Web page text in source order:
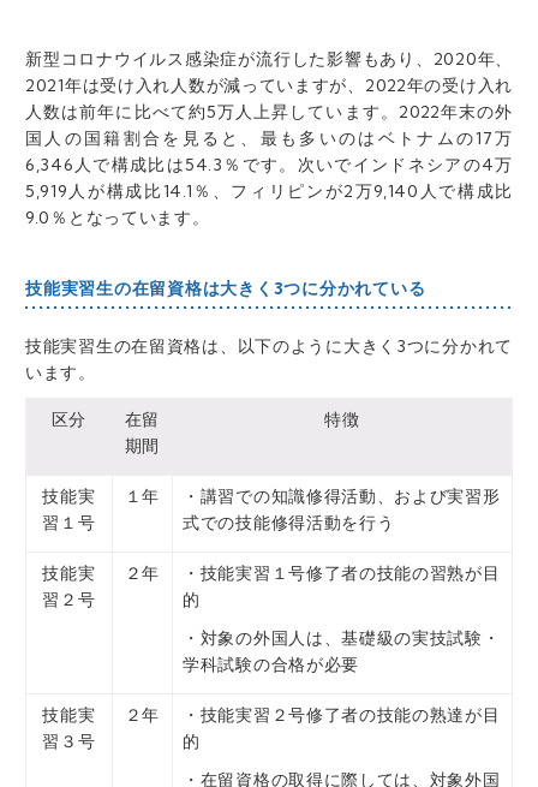
新型コロナウイルス感染症が流行した影響もあり、2020年、
2021年は受け入れ人数が減っていますが、2022年の受け入れ
人数は前年に比べて約5万人上昇しています。2022年末の外
国人の国籍割合を見ると、最も多いのはベトナムの17万
6,346人で構成比は54.3％です。次いでインドネシアの4万
5,919人が構成比14.1％、フィリピンが2万9,140人で構成比
9.0％となっています。
技能実習生の在留資格は大きく3つに分かれている
技能実習生の在留資格は、以下のように大きく3つに分かれて
います。
区分
在留
期間
特徴
技能実
習１号
１年
・講習での知識修得活動、および実習形
式での技能修得活動を行う
技能実
習２号
２年
・技能実習１号修了者の技能の習熟が目
的
・対象の外国人は、基礎級の実技試験・
学科試験の合格が必要
技能実
習３号
２年
・技能実習２号修了者の技能の熟達が目
的
・在留資格の取得に際しては、対象外国